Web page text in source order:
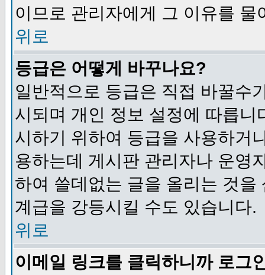
이므로 관리자에게 그 이유를 물
위로
등급은 어떻게 바꾸나요?
일반적으로 등급은 직접 바꿀수
시되며 개인 정보 설정에 따릅
시하기 위하여 등급을 사용하거
용하는데 게시판 관리자나 운영
하여 쓸데없는 글을 올리는 것
계급을 강등시킬 수도 있습니다.
위로
이메일 링크를 클릭하니까 로그